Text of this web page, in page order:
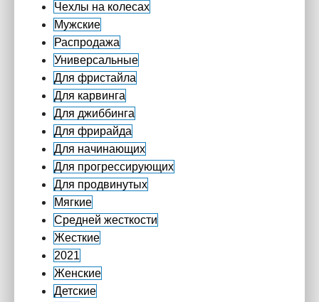
Чехлы на колесах
Мужские
Распродажа
Универсальные
Для фристайла
Для карвинга
Для джиббинга
Для фрирайда
Для начинающих
Для прогрессирующих
Для продвинутых
Мягкие
Средней жесткости
Жесткие
2021
Женские
Детские